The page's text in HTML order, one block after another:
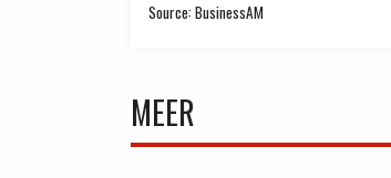
Source: BusinessAM
MEER